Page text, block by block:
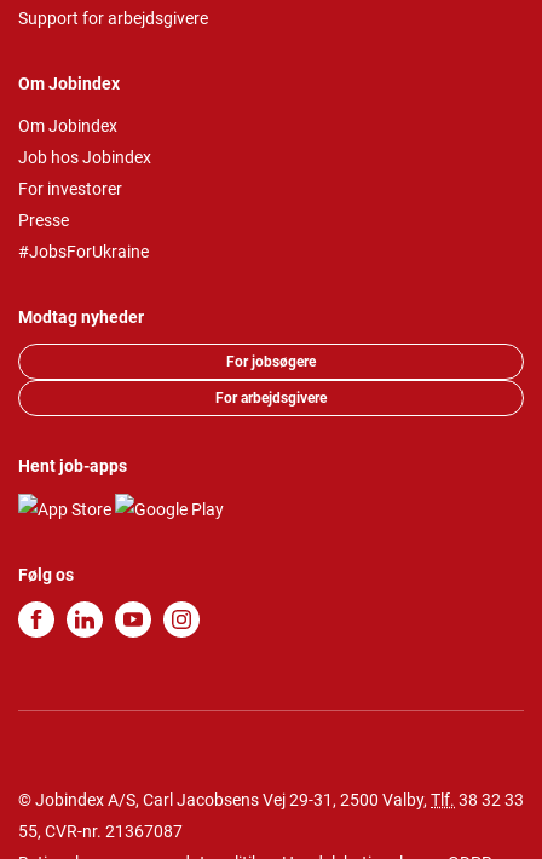
Support for arbejdsgivere
Om Jobindex
Om Jobindex
Job hos Jobindex
For investorer
Presse
#JobsForUkraine
Modtag nyheder
For jobsøgere
For arbejdsgivere
Hent job-apps
Følg os
© Jobindex A/S, Carl Jacobsens Vej 29-31, 2500 Valby, Tlf. 38 32 33
55, CVR-nr. 21367087